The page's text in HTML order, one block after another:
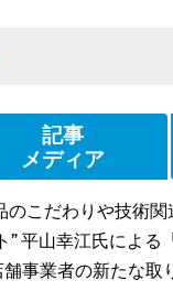
記事
メディア
のこだわりや技術
” 平山幸江氏によ
事業者の新たな取